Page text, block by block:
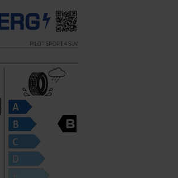
PILOT SPORT 4 SUV
B